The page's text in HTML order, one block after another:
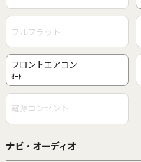
フルフラット
フロントエアコン
ｵｰﾄ
電源コンセント
ナビ・オーディオ